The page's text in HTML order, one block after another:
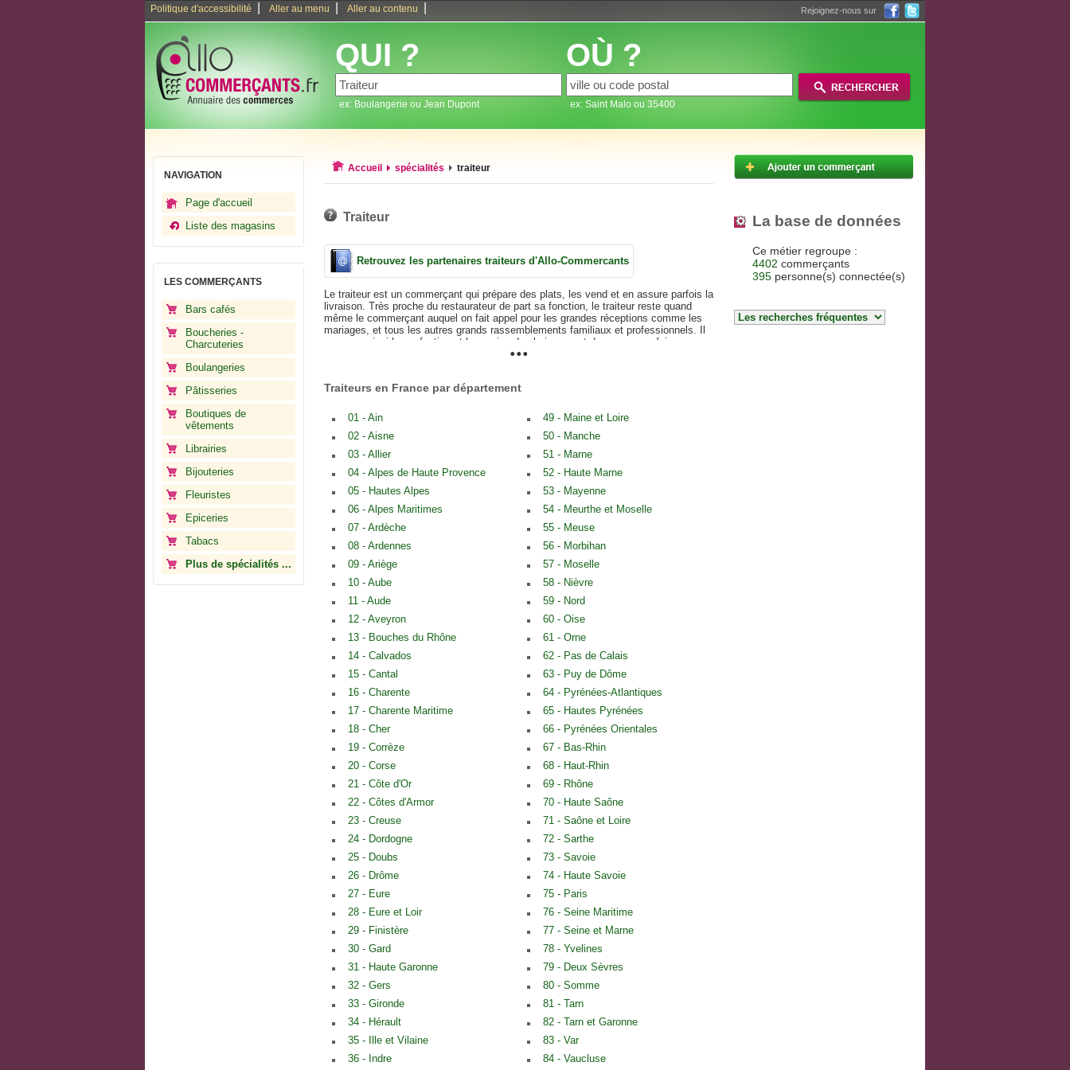
Politique d'accessibilité Aller au menu Aller au contenu Rejoignez-nous sur
QUI ?
ex: Boulangerie ou Jean Dupont
OÙ ?
ex: Saint Malo ou 35400
NAVIGATION
Page d'accueil
Liste des magasins
LES COMMERÇANTS
Bars cafés
Boucheries -
Charcuteries
Boulangeries
Pâtisseries
Boutiques de
vêtements
Librairies
Bijouteries
Fleuristes
Epiceries
Tabacs
Plus de spécialités ...
Accueil spécialités traiteur
Traiteur
Retrouvez les partenaires traiteurs d'Allo-Commercants
Le traiteur est un commerçant qui prépare des plats, les vend et en assure parfois la
livraison. Très proche du restaurateur de part sa fonction, le traiteur reste quand
même le commerçant auquel on fait appel pour les grandes réceptions comme les
mariages, et tous les autres grands rassemblements familiaux et professionnels. Il
assurera ainsi la confection et le service des boissons et des repas, parfois
gastronomiques, avec l'aide de son personnel.
...
Traiteurs en France par département
01 - Ain
02 - Aisne
03 - Allier
04 - Alpes de Haute Provence
05 - Hautes Alpes
06 - Alpes Maritimes
07 - Ardèche
08 - Ardennes
09 - Ariège
10 - Aube
11 - Aude
12 - Aveyron
13 - Bouches du Rhône
14 - Calvados
15 - Cantal
16 - Charente
17 - Charente Maritime
18 - Cher
19 - Corrèze
20 - Corse
21 - Côte d'Or
22 - Côtes d'Armor
23 - Creuse
24 - Dordogne
25 - Doubs
26 - Drôme
27 - Eure
28 - Eure et Loir
29 - Finistère
30 - Gard
31 - Haute Garonne
32 - Gers
33 - Gironde
34 - Hérault
35 - Ille et Vilaine
36 - Indre
49 - Maine et Loire
50 - Manche
51 - Marne
52 - Haute Marne
53 - Mayenne
54 - Meurthe et Moselle
55 - Meuse
56 - Morbihan
57 - Moselle
58 - Nièvre
59 - Nord
60 - Oise
61 - Orne
62 - Pas de Calais
63 - Puy de Dôme
64 - Pyrénées-Atlantiques
65 - Hautes Pyrénées
66 - Pyrénées Orientales
67 - Bas-Rhin
68 - Haut-Rhin
69 - Rhône
70 - Haute Saône
71 - Saône et Loire
72 - Sarthe
73 - Savoie
74 - Haute Savoie
75 - Paris
76 - Seine Maritime
77 - Seine et Marne
78 - Yvelines
79 - Deux Sèvres
80 - Somme
81 - Tarn
82 - Tarn et Garonne
83 - Var
84 - Vaucluse
La base de données
Ce métier regroupe :
4402 commerçants
395 personne(s) connectée(s)